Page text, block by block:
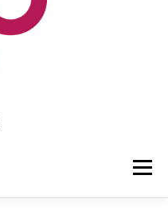
Valikko